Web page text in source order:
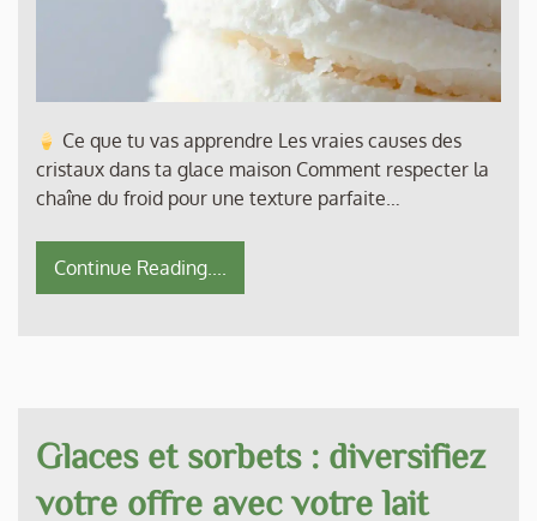
Ce que tu vas apprendre Les vraies causes des
cristaux dans ta glace maison Comment respecter la
chaîne du froid pour une texture parfaite…
Continue Reading....
Glaces et sorbets : diversifiez
votre offre avec votre lait